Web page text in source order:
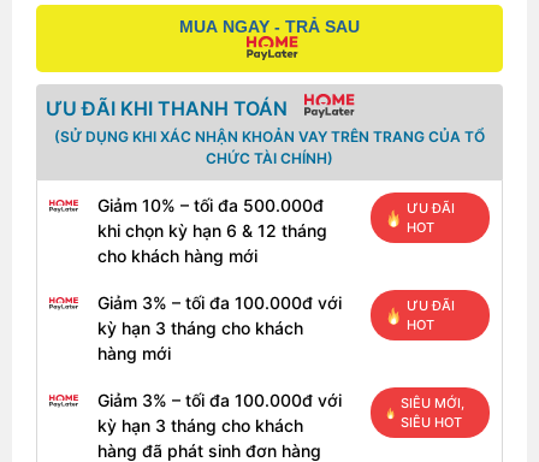
MUA NGAY - TRẢ SAU
ƯU ĐÃI KHI THANH TOÁN
(SỬ DỤNG KHI XÁC NHẬN KHOẢN VAY TRÊN TRANG CỦA TỔ
CHỨC TÀI CHÍNH)
Giảm 10% – tối đa 500.000đ
khi chọn kỳ hạn 6 & 12 tháng
cho khách hàng mới
ƯU ĐÃI
HOT
Giảm 3% – tối đa 100.000đ với
kỳ hạn 3 tháng cho khách
hàng mới
ƯU ĐÃI
HOT
Giảm 3% – tối đa 100.000đ với
kỳ hạn 3 tháng cho khách
hàng đã phát sinh đơn hàng
SIÊU MỚI,
SIÊU HOT